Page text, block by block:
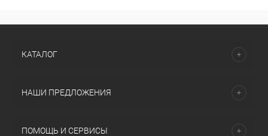
КАТАЛОГ
НАШИ ПРЕДЛОЖЕНИЯ
ПОМОЩЬ И СЕРВИСЫ